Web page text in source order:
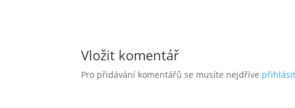
Vložit komentář
Pro přidávání komentářů se musíte nejdříve přihlásit